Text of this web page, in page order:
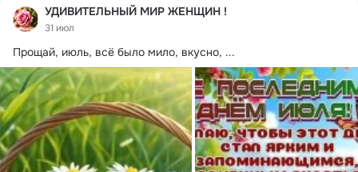
УДИВИТЕЛЬНЫЙ МИР ЖЕНЩИН !
31 июл
Прощай, июль, всё было мило, вкусно, ...